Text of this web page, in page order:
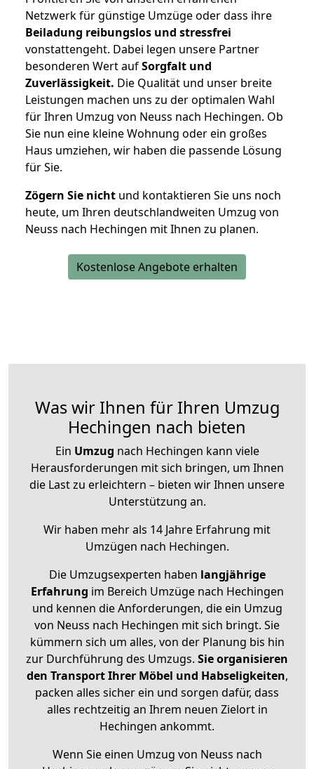
Netzwerk für günstige Umzüge oder dass ihre
Beiladung reibungslos und stressfrei
vonstattengeht. Dabei legen unsere Partner
besonderen Wert aufSorgfalt und
Zuverlässigkeit. Die Qualität und unser breite
Leistungen machen uns zu der optimalen Wahl
für Ihren Umzug von Neuss nach Hechingen. Ob
Sie nun eine kleine Wohnung oder ein großes
Haus umziehen, wir haben die passende Lösung
für Sie.
Zögern Sie nicht und kontaktieren Sie uns noch
heute, um Ihren deutschlandweiten Umzug von
Neuss nach Hechingen mit Ihnen zu planen.
Kostenlose Angebote erhalten
Was wir Ihnen für Ihren Umzug
Hechingen nach bieten
Ein Umzug nach Hechingen kann viele
Herausforderungen mit sich bringen, um Ihnen
die Last zu erleichtern – bieten wir Ihnen unsere
Unterstützung an.
Wir haben mehr als 14 Jahre Erfahrung mit
Umzügen nach Hechingen.
Die Umzugsexperten haben langjährige
Erfahrung im Bereich Umzüge nach Hechingen
und kennen die Anforderungen, die ein Umzug
von Neuss nach Hechingen mit sich bringt. Sie
kümmern sich um alles, von der Planung bis hin
zur Durchführung des Umzugs. Sie organisieren
den Transport Ihrer Möbel und Habseligkeiten,
packen alles sicher ein und sorgen dafür, dass
alles rechtzeitig an Ihrem neuen Zielort in
Hechingen ankommt.
Wenn Sie einen Umzug von Neuss nach